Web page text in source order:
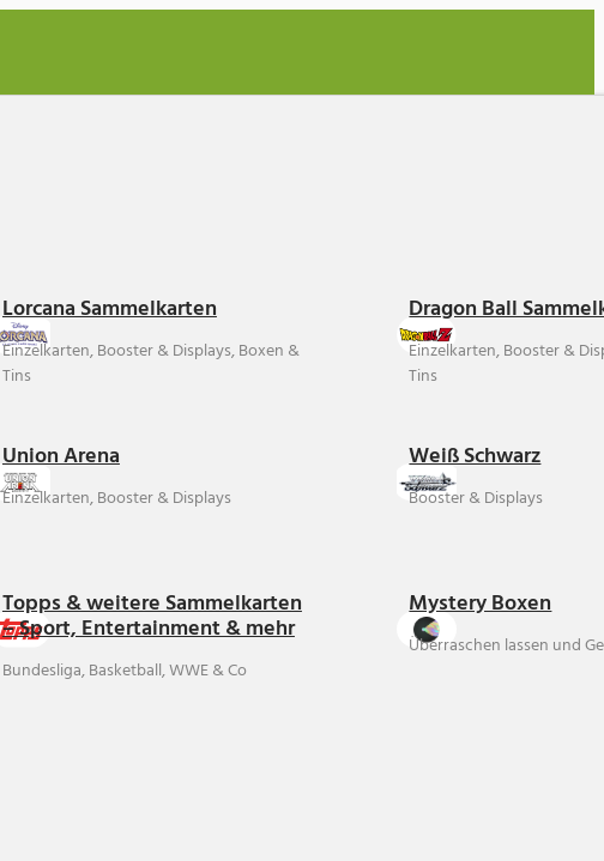
Lorcana Sammelkarten
Einzelkarten, Booster & Displays, Boxen &
Tins
Dragon Ball
Einzelkarten, Booster &
Tins
Union Arena
Einzelkarten, Booster & Displays
Weiß Schwarz
Booster & Displays
Topps & weitere Sammelkarten
– Sport, Entertainment & mehr
Bundesliga, Basketball, WWE & Co
Mystery Boxen
Überraschen lassen und